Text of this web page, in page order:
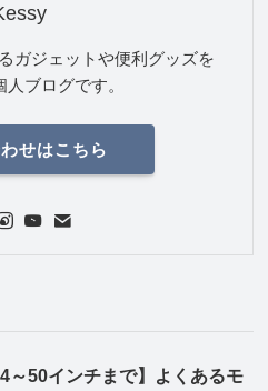
ガジェットや便利グッズを
ブログです。
せはこちら
～50インチまで】よくあるモ